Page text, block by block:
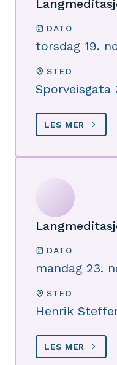
DATO
torsdag 19.
STED
Sporveisgata
LES MER
DATO
mandag 23.
STED
Henrik
LES MER